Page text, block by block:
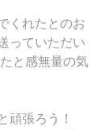
くれたとのお
っていただい
と感無量の気
頑張ろう！